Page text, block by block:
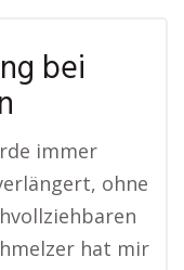
bei
immer
ohne
hat mir